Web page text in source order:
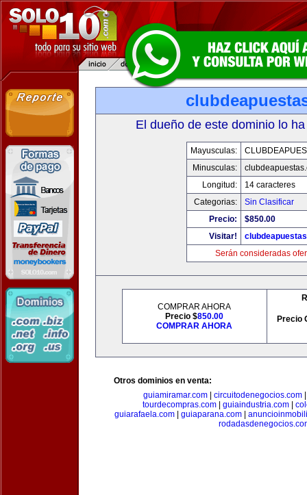
El dueño de este dominio lo
Mayusculas:
Minusculas:
Longitud:
14 caracteres
Categorias:
Sin Clasificar
Precio:
$850.00
Visitar!
Serán consideradas
COMPRAR AHORA
Precio $850.00
COMPRAR AHORA
Precio
Otros dominios en venta:
guiamiramar.com
circuitodenegocios.com
tourdecompras.com
guiaindustria.com
guiarafaela.com| guiaparana.com|